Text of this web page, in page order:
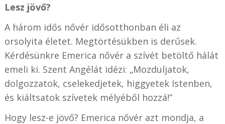
Lesz jövő?
A három idős nővér idősotthonban éli az
orsolyita életet. Megtörtésükben is derűsek.
Kérdésünkre Emerica nővér a szívét betöltő hálát
emeli ki. Szent Angélát idézi: „Mozduljatok,
dolgozzatok, cselekedjetek, higgyetek Istenben,
és kiáltsatok szívetek mélyéből hozzá!”
Hogy lesz-e jövő? Emerica nővér azt mondja, a